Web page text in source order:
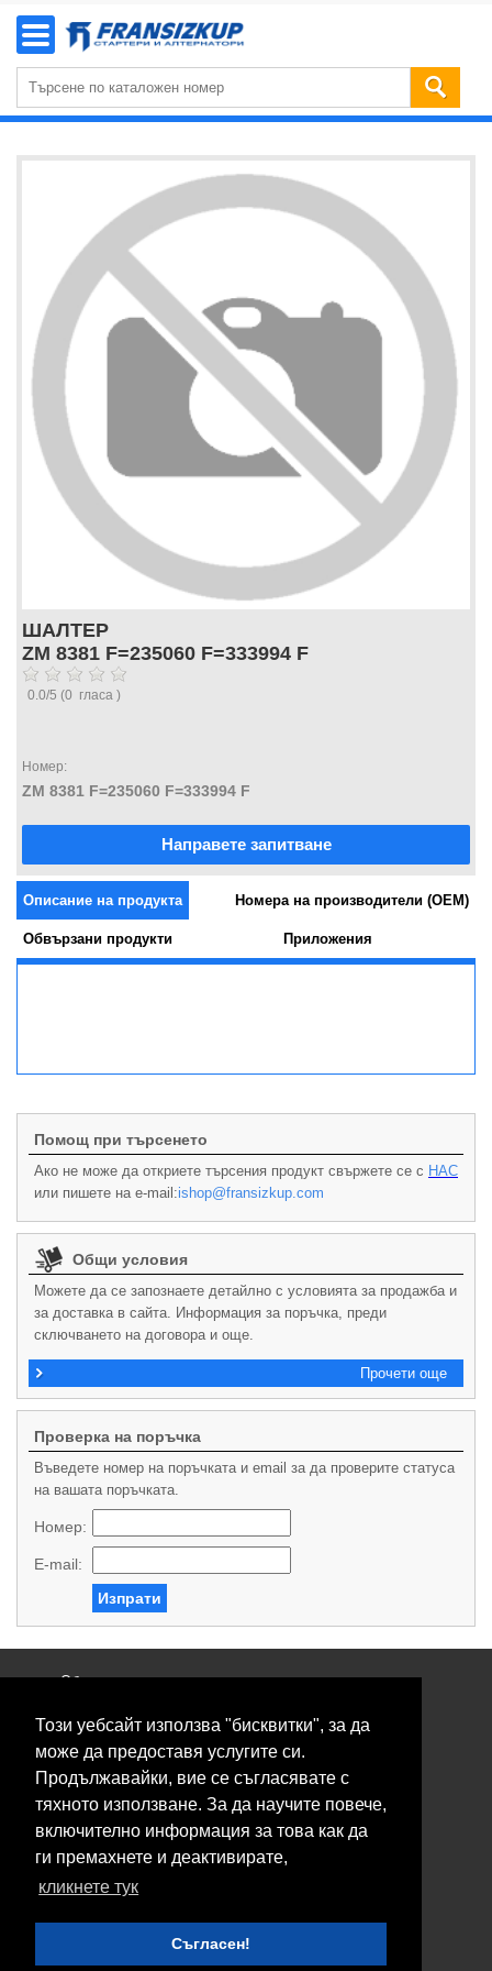
Този уебсайт използва "бисквитки", за да
може да предоставя услугите си.
Продължавайки, вие се съгласявате с
тяхното използване. За да научите повече,
включително информация за това как да
ги премахнете и деактивирате,
кликнете тук
Съгласен!
ШАЛТЕР
ZM 8381 F=235060 F=333994 F
0.0/5 (0 гласа )
Номер:
ZM 8381 F=235060 F=333994 F
Направете запитване
Описание на продукта Номера на производители (OEM)
Обвързани продукти Приложения
Помощ при търсенето
Ако не може да откриете търсения продукт свържете се с НАС
или пишете на e-mail:ishop@fransizkup.com
Общи условия
Можете да се запознаете детайлно с условията за продажба и
за доставка в сайта. Информация за поръчка, преди
сключването на договора и още.
Прочети още
Проверка на поръчка
Въведете номер на поръчката и email за да проверите статуса
на вашата поръчката.
Номер:
E-mail:
Изпрати
Общи условия
Свържете се с нас
Контакти
Нашите сервизи
Блог
© 2026 Fransizkup.bg всички права запазени
Изграждане и поддръжка от
Boby_fransizkup